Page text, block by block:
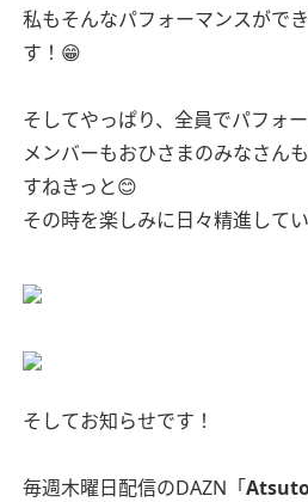
私もそんなパフォーマンスがで
す！😁
そしてやっぱり、全員でパフォ
メンバーもおひさまのみなさん
すねきっと😊
その時を楽しみに日々精進して
そしてお知らせです！
毎週木曜日配信のDAZN「Atsuto